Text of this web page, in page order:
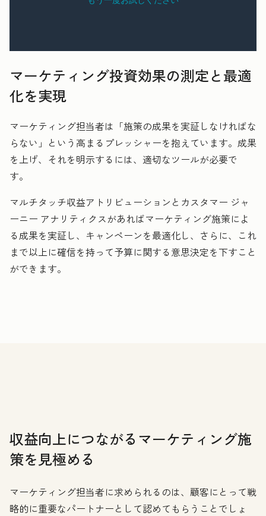
マーケティング投資効果の測定と最適
化を実現
マーケティング担当者は「施策の成果を実証しなければな
らない」という高まるプレッシャーを抱えています。成果
を上げ、それを明示するには、適切なツールが必要で
す。
マルチタッチ収益アトリビューションとカスタマー ジャ
ーニー アナリティクスがあればマーケティング施策によ
る成果を実証し、キャンペーンを最適化し、さらに、これ
まで以上に確信を持って予算に関する意思決定を下すこと
ができます。
収益向上につながるマーケティング施
策を見極める
マーケティング担当者に求められるのは、顧客にとって戦
略的に重要なパートナーとして認めてもらうことでしょ